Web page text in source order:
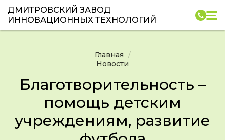
ДМИТРОВСКИЙ ЗАВОД
ИННОВАЦИОННЫХ ТЕХНОЛОГИЙ
Главная
Новости
Благотворительность –
помощь детским
учреждениям, развитие